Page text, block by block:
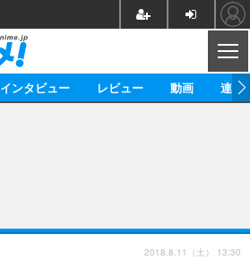
インタビュー レビュー 動画 連載
2018.8.11（土） 13:30